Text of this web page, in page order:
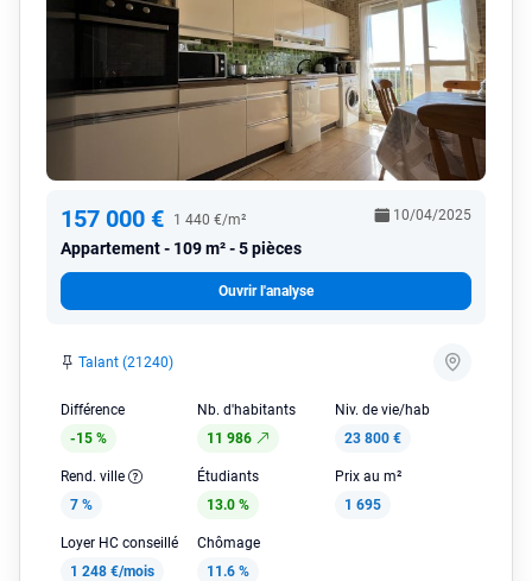
157 000 € 1 440 €/m²
Appartement 109 m² - 5 pièces
10/04/2025
Ouvrir l'analyse
Talant (21240)
Différence
-15 %
Nb. d'habitants
11 986
Niv. de vie/hab
23 800 €
Rend. ville
7 %
Étudiants
13.0 %
Prix au m²
1 695
Loyer HC conseillé
1 248 €/mois
Chômage
11.6 %